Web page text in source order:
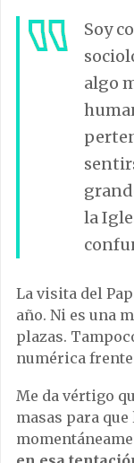
Soy
algo
la
La visita del
año. Ni es una
plazas.
numérica
Me da vértigo
masas para